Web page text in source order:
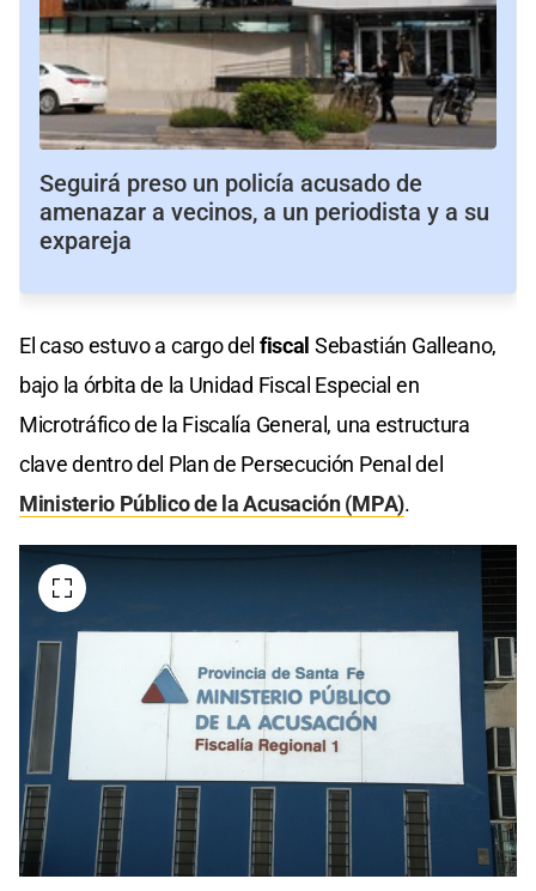
Seguirá preso un policía acusado de
amenazar a vecinos, a un periodista y a su
expareja
El caso estuvo a cargo del fiscal Sebastián Galleano,
bajo la órbita de la Unidad Fiscal Especial en
Microtráfico de la Fiscalía General, una estructura
clave dentro del Plan de Persecución Penal del
Ministerio Público de la Acusación (MPA).